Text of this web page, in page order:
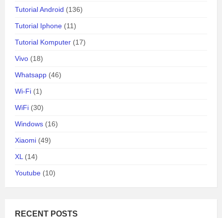
Tutorial Android (136)
Tutorial Iphone (11)
Tutorial Komputer (17)
Vivo (18)
Whatsapp (46)
Wi-Fi (1)
WiFi (30)
Windows (16)
Xiaomi (49)
XL (14)
Youtube (10)
RECENT POSTS